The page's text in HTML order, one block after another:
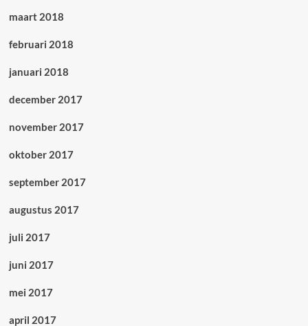
maart 2018
februari 2018
januari 2018
december 2017
november 2017
oktober 2017
september 2017
augustus 2017
juli 2017
juni 2017
mei 2017
april 2017